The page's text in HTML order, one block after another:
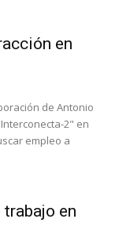
en
de Antonio
2" en
empleo a
en